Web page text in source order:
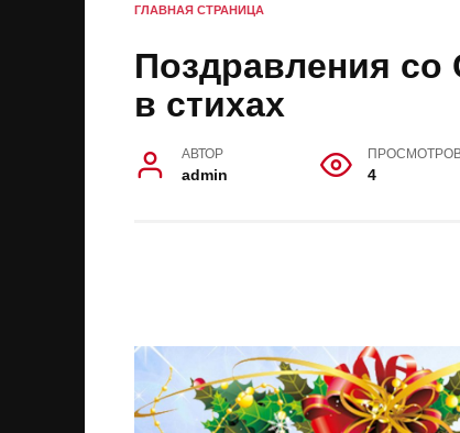
ГЛАВНАЯ СТРАНИЦА
Поздравления
в стихах
АВТОР
admin 4